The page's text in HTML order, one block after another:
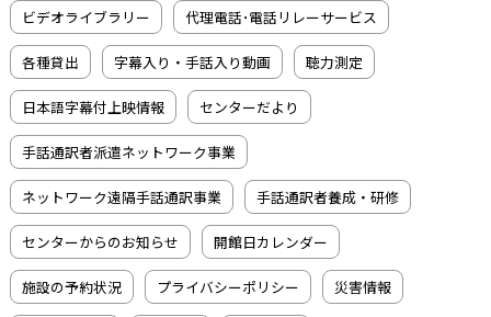
ビデオライブラリー 代理電話･電話リレーサービス
各種貸出 字幕入り・手話入り動画 聴力測定
日本語字幕付上映情報 センターだより
手話通訳者派遣ネットワーク事業
ネットワーク遠隔手話通訳事業 手話通訳者養成・研修
センターからのお知らせ 開館日カレンダー
施設の予約状況 プライバシーポリシー 災害情報